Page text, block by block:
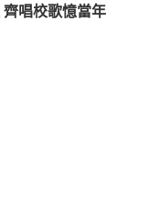
唱校歌憶當年